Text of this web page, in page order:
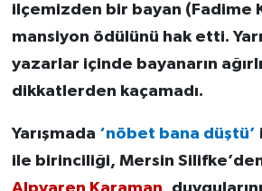
ilçemizden bir bayan (Fadime
mansiyon ödülünü hak etti.
yazarlar içinde bayanarın
dikkatlerden kaçamadı.
Yarışmada ‘nöbet bana düştü’
ile birinciliği, Mersin